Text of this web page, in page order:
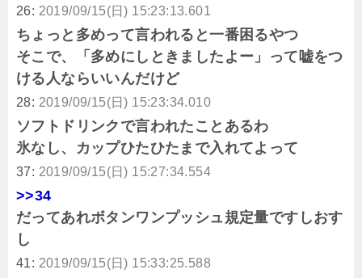
26: 2019/09/15(日) 15:23:13.601
ちょっと多めって言われると一番困るやつ
そこで、「多めにしときましたよー」って嘘をつ
ける人ならいいんだけど
28: 2019/09/15(日) 15:23:34.010
ソフトドリンクで言われたことあるわ
氷なし、カップひたひたまで入れてよって
37: 2019/09/15(日) 15:27:34.554
>>34
だってあれボタンワンプッシュ規定量ですしおす
し
41: 2019/09/15(日) 15:33:25.588